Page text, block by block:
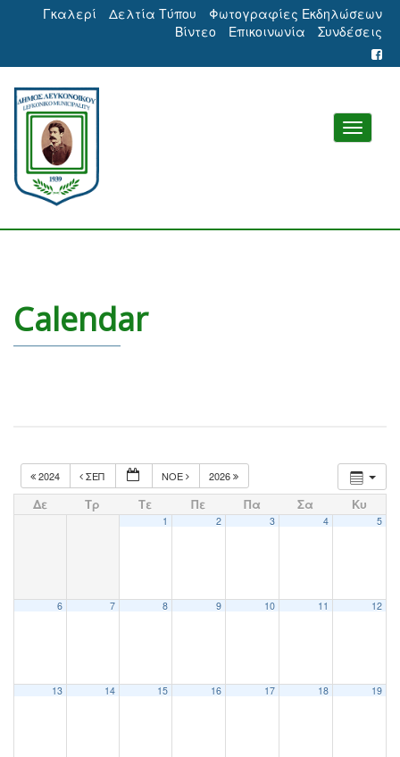
Γκαλερί Δελτία Τύπου
Φωτογραφίες Εκδηλώσεων
Βίντεο
Επικοινωνία Συνδέσεις
Calendar
2024 ΣΕΠ ΝΟΈ 2026
Δε Τρ Τε Πε Πα Σα Κυ
1 2 3 4 5
6 7 8 9 10 11 12
13 14 15 16 17 18 19